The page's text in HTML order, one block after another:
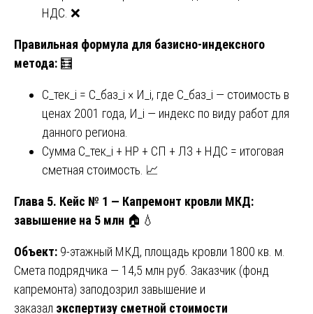
НДС. ❌
Правильная формула для базисно-индексного
метода: 🧮
С_тек_i = С_баз_i × И_i, где С_баз_i — стоимость в
ценах 2001 года, И_i — индекс по виду работ для
данного региона.
Сумма С_тек_i + НР + СП + ЛЗ + НДС = итоговая
сметная стоимость. 📈
Глава 5. Кейс № 1 — Капремонт кровли МКД:
завышение на 5 млн 🏠💧
Объект: 9-этажный МКД, площадь кровли 1800 кв. м.
Смета подрядчика — 14,5 млн руб. Заказчик (фонд
капремонта) заподозрил завышение и
заказал экспертизу сметной стоимости